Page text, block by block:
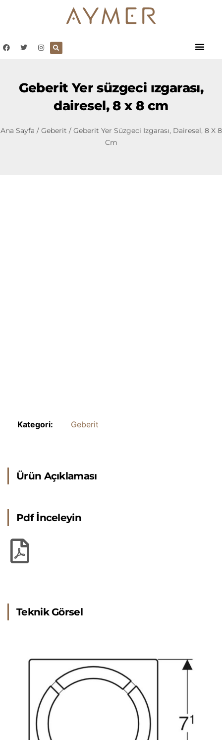
Geberit Yer süzgeci ızgarası,
dairesel, 8 x 8 cm
Ana Sayfa / Geberit / Geberit Yer Süzgeci Izgarası, Dairesel, 8 X 8
Cm
Kategori: Geberit
Ürün Açıklaması
Pdf İnceleyin
Teknik Görsel